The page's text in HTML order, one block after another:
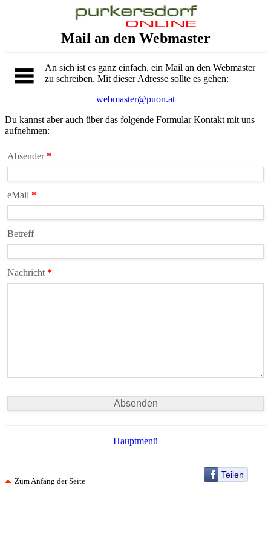
Mail an den Webmaster
An sich ist es ganz einfach, ein Mail an den Webmaster
zu schreiben. Mit dieser Adresse sollte es gehen:
webmaster@puon.at
Du kannst aber auch über das folgende Formular Kontakt mit uns
aufnehmen:
Absender*
eMail*
Betreff
Nachricht*
Hauptmenü
Teilen
Zum Anfang der Seite